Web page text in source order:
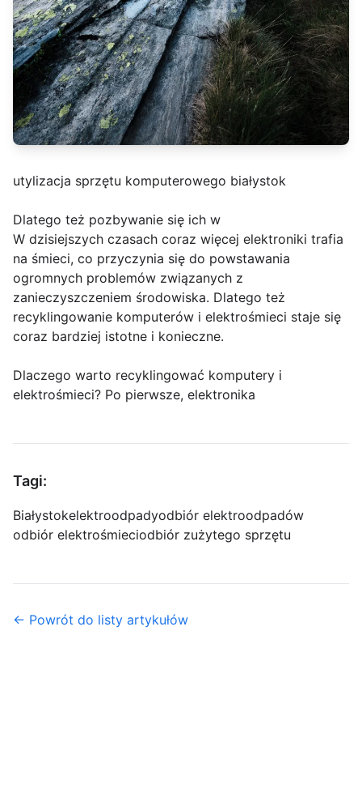
utylizacja sprzętu komputerowego białystok
Dlatego też pozbywanie się ich w
W dzisiejszych czasach coraz więcej elektroniki trafia
na śmieci, co przyczynia się do powstawania
ogromnych problemów związanych z
zanieczyszczeniem środowiska. Dlatego też
recyklingowanie komputerów i elektrośmieci staje się
coraz bardziej istotne i konieczne.
Dlaczego warto recyklingować komputery i
elektrośmieci? Po pierwsze, elektronika
Tagi:
Białystokelektroodpadyodbiór elektroodpadów
odbiór elektrośmieciodbiór zużytego sprzętu
← Powrót do listy artykułów